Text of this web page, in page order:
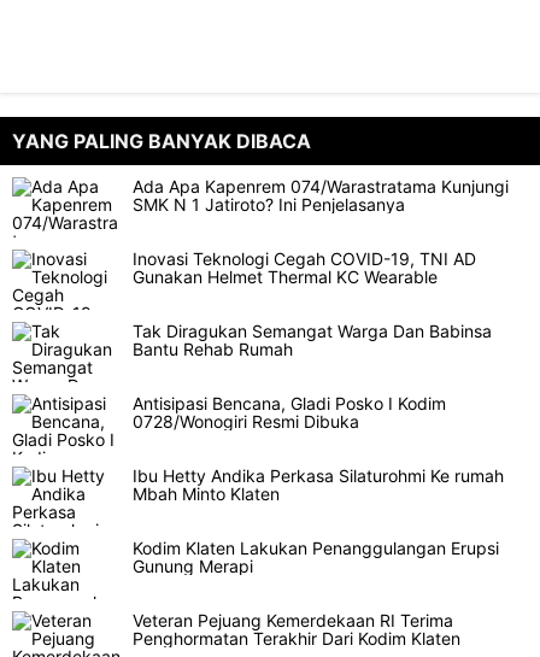
YANG PALING BANYAK DIBACA
Ada Apa Kapenrem 074/Warastratama Kunjungi
SMK N 1 Jatiroto? Ini Penjelasanya
Inovasi Teknologi Cegah COVID-19, TNI AD
Gunakan Helmet Thermal KC Wearable
Tak Diragukan Semangat Warga Dan Babinsa
Bantu Rehab Rumah
Antisipasi Bencana, Gladi Posko I Kodim
0728/Wonogiri Resmi Dibuka
Ibu Hetty Andika Perkasa Silaturohmi Ke rumah
Mbah Minto Klaten
Kodim Klaten Lakukan Penanggulangan Erupsi
Gunung Merapi
Veteran Pejuang Kemerdekaan RI Terima
Penghormatan Terakhir Dari Kodim Klaten